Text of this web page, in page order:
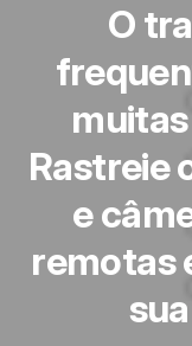
O
Rastreie
e
remotas